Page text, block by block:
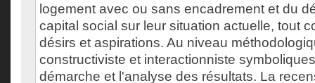
logement avec ou sans encadrement et du
capital social sur leur situation actuelle, tout
désirs et aspirations. Au niveau
constructiviste et interactionniste
démarche et l'analyse des résultats. La